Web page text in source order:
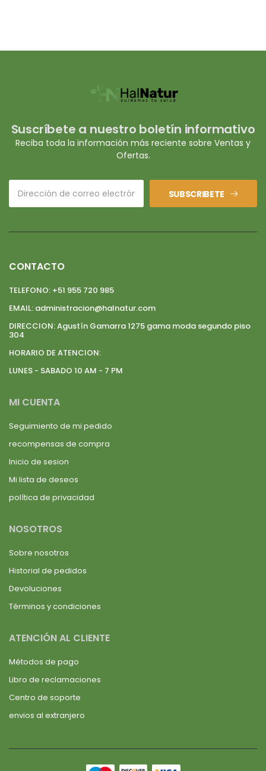
Suscríbete a nuestro boletín informativo
Reciba toda la información más reciente sobre Ventas y
Ofertas.
SUBSCRIBETE
CONTACTO
TELEFONO: +51 955 720 985
EMAIL: administracion@halnatur.com
DIRECCION:Agustín Gamarra 1275 gama moda segundo piso
304
HORARIO DE ATENCION:
LUNES - SABADO 10 AM - 7 PM
MI CUENTA
Seguimiento de mi pedido
recompensas de compra
Inicio de sesion
Mi lista de deseos
política de privacidad
NOSOTROS
Sobre nosotros
Historial de pedidos
Devoluciones
Términos y condiciones
ATENCIÓN AL CLIENTE
Métodos de pago
Libro de reclamaciones
Centro de soporte
envios al extranjero